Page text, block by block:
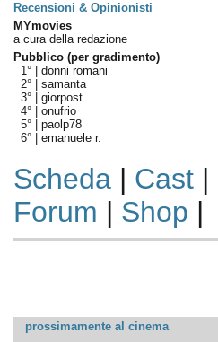
Recensioni & Opinionisti
MYmovies
a cura della redazione
Pubblico (per gradimento)
1° | donni romani
2° | samanta
3° | giorpost
4° | onufrio
5° | paolp78
6° | emanuele r.
Scheda| Cast|
Forum | Shop |
prossimamente al cinema